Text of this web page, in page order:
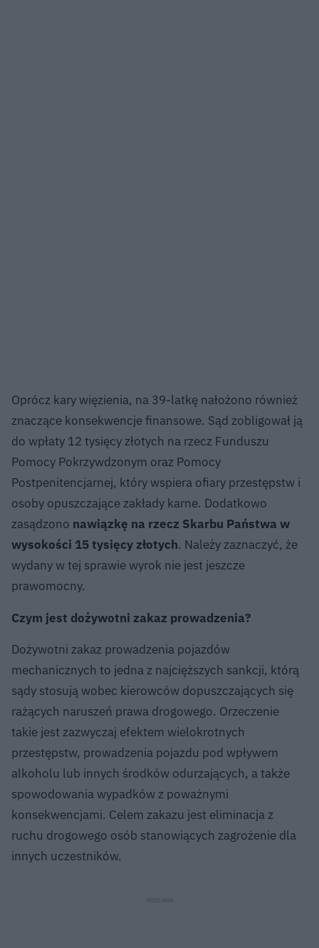
Oprócz kary więzienia, na 39-latkę nałożono również
znaczące konsekwencje finansowe. Sąd zobligował ją
do wpłaty 12 tysięcy złotych na rzecz Funduszu
Pomocy Pokrzywdzonym oraz Pomocy
Postpenitencjarnej, który wspiera ofiary przestępstw i
osoby opuszczające zakłady karne. Dodatkowo
zasądzono nawiązkę na rzecz Skarbu Państwa w
wysokości 15 tysięcy złotych. Należy zaznaczyć, że
wydany w tej sprawie wyrok nie jest jeszcze
prawomocny.
Czym jest dożywotni zakaz prowadzenia?
Dożywotni zakaz prowadzenia pojazdów
mechanicznych to jedna z najcięższych sankcji, którą
sądy stosują wobec kierowców dopuszczających się
rażących naruszeń prawa drogowego. Orzeczenie
takie jest zazwyczaj efektem wielokrotnych
przestępstw, prowadzenia pojazdu pod wpływem
alkoholu lub innych środków odurzających, a także
spowodowania wypadków z poważnymi
konsekwencjami. Celem zakazu jest eliminacja z
ruchu drogowego osób stanowiących zagrożenie dla
innych uczestników.